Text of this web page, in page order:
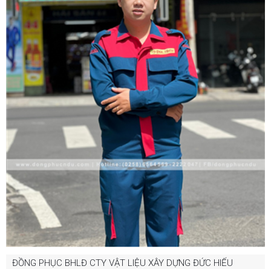
ĐỒNG PHỤC BHLĐ CTY VẬT LIỆU XÂY DỰNG ĐỨC HIẾU